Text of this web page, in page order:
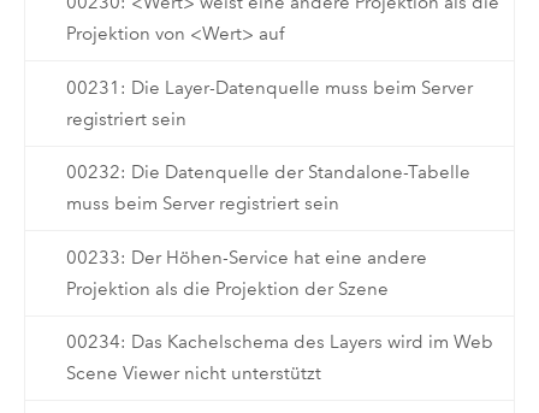
Projektion von <Wert> auf
00231: Die Layer-Datenquelle muss beim Server
registriert sein
00232: Die Datenquelle der Standalone-Tabelle
muss beim Server registriert sein
00233: Der Höhen-Service hat eine andere
Projektion als die Projektion der Szene
00234: Das Kachelschema des Layers wird im Web
Scene Viewer nicht unterstützt